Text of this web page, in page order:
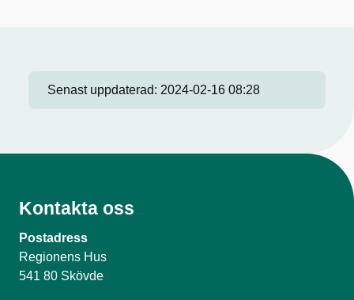
Senast uppdaterad: 2024-02-16 08:28
Kontakta oss
Postadress
Regionens Hus
541 80 Skövde